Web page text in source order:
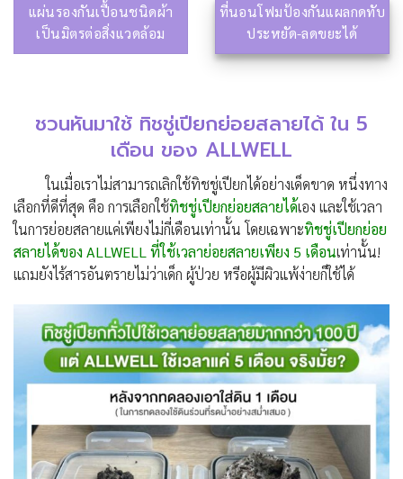
แผ่นรองกันเปื้อนชนิดผ้า
เป็นมิตรต่อสิ่งแวดล้อม
ที่นอนโฟมป้องกันแผลกดทับ
ประหยัด-ลดขยะได้
ชวนหันมาใช้ ทิชชู่เปียกย่อยสลายได้ ใน 5
เดือน ของ ALLWELL
ในเมื่อเราไม่สามารถเลิกใช้ทิชชู่เปียกได้อย่างเด็ดขาด หนึ่งทาง
เลือกที่ดีที่สุด คือ การเลือกใช้ทิชชู่เปียกย่อยสลายได้เอง และใช้เวลา
ในการย่อยสลายแค่เพียงไม่กี่เดือนเท่านั้น โดยเฉพาะทิชชู่เปียกย่อย
สลายได้ของ ALLWELL ที่ใช้เวลาย่อยสลายเพียง 5 เดือนเท่านั้น!
แถมยังไร้สารอันตรายไม่ว่าเด็ก ผู้ป่วย หรีอผู้มีผิวแพ้ง่ายก็ใช้ได้